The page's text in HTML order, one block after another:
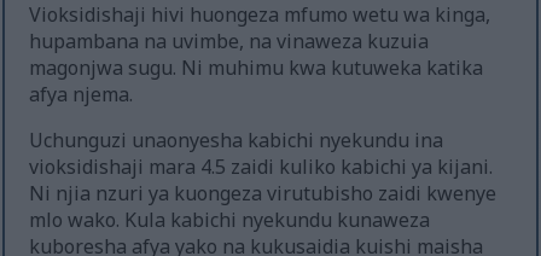
Vioksidishaji hivi huongeza mfumo wetu wa kinga,
hupambana na uvimbe, na vinaweza kuzuia
magonjwa sugu. Ni muhimu kwa kutuweka katika
afya njema.
Uchunguzi unaonyesha kabichi nyekundu ina
vioksidishaji mara 4.5 zaidi kuliko kabichi ya kijani.
Ni njia nzuri ya kuongeza virutubisho zaidi kwenye
mlo wako. Kula kabichi nyekundu kunaweza
kuboresha afya yako na kukusaidia kuishi maisha